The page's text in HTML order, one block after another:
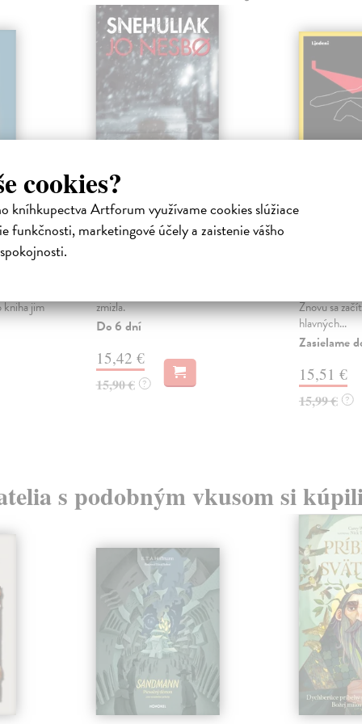
cookies?
kníhkupectva Artforum využívame cookies slúžiace
funkčnosti, marketingové účely a zaistenie vášho
kniha jim
Snehuliak (tvrdá
väzba)
zmizla.
Do 6 dní
15,42 €
15,90 € ?
z čias
Nechajte
Znovu sa
hlavných...
Zasielame
15,51 €
15,99 € ?
s podobným vkusom si